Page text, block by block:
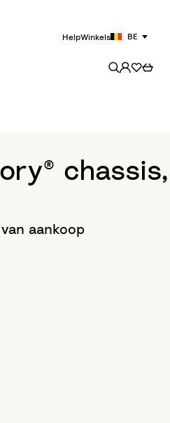
HelpWinkels BE
chassis,
aankoop